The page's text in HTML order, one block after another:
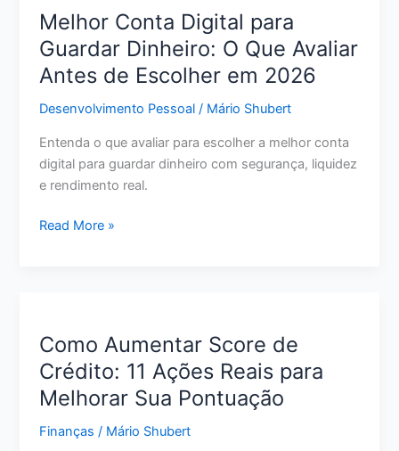
de
Crédito:
Passo
a
para
Pagar
Menos
e
do
Melhor Conta Digital para
Guardar Dinheiro: O Que Avaliar
Antes de Escolher em 2026
Desenvolvimento Pessoal / Mário Shubert
Entenda o que avaliar para escolher a melhor conta
digital para guardar dinheiro com segurança, liquidez
e rendimento real.
Melhor
O
Que
Avaliar
de
Read More »
Como Aumentar Score de
Crédito: 11 Ações Reais para
Melhorar Sua Pontuação
Finanças / Mário Shubert